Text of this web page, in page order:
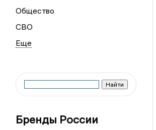
Общество
СВО
Бренды России